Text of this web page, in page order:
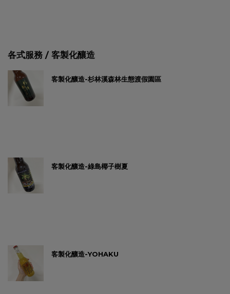
各式服務 / 客製化釀造
客製化釀造-杉林溪森林生態渡假園區
客製化釀造-綠島椰子樹夏
客製化釀造-YOHAKU